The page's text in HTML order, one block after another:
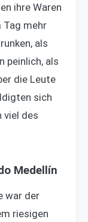
ihre Waren
Tag mehr
als
peinlich, als
die Leute
sich
viel des
Medellín
war der
riesigen